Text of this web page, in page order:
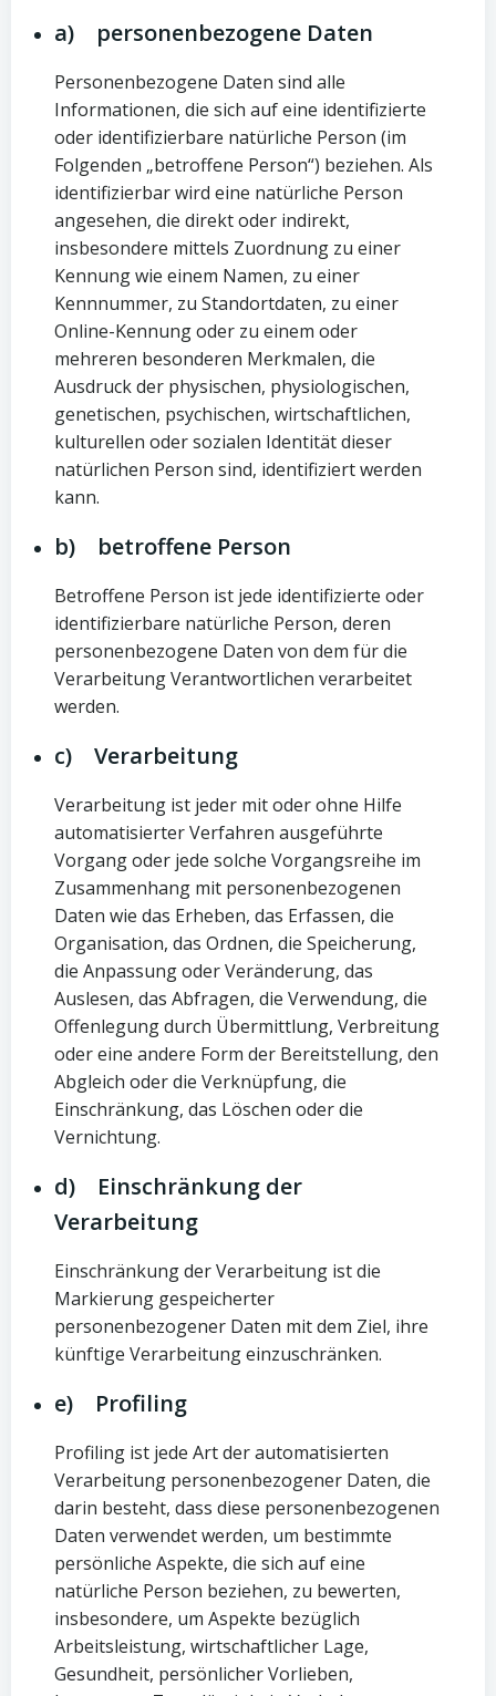
a) personenbezogene Daten
Personenbezogene Daten sind alle
Informationen, die sich auf eine identifizierte
oder identifizierbare natürliche Person (im
Folgenden „betroffene Person“) beziehen. Als
identifizierbar wird eine natürliche Person
angesehen, die direkt oder indirekt,
insbesondere mittels Zuordnung zu einer
Kennung wie einem Namen, zu einer
Kennnummer, zu Standortdaten, zu einer
Online-Kennung oder zu einem oder
mehreren besonderen Merkmalen, die
Ausdruck der physischen, physiologischen,
genetischen, psychischen, wirtschaftlichen,
kulturellen oder sozialen Identität dieser
natürlichen Person sind, identifiziert werden
kann.
b) betroffene Person
Betroffene Person ist jede identifizierte oder
identifizierbare natürliche Person, deren
personenbezogene Daten von dem für die
Verarbeitung Verantwortlichen verarbeitet
werden.
c) Verarbeitung
Verarbeitung ist jeder mit oder ohne Hilfe
automatisierter Verfahren ausgeführte
Vorgang oder jede solche Vorgangsreihe im
Zusammenhang mit personenbezogenen
Daten wie das Erheben, das Erfassen, die
Organisation, das Ordnen, die Speicherung,
die Anpassung oder Veränderung, das
Auslesen, das Abfragen, die Verwendung, die
Offenlegung durch Übermittlung, Verbreitung
oder eine andere Form der Bereitstellung, den
Abgleich oder die Verknüpfung, die
Einschränkung, das Löschen oder die
Vernichtung.
d) Einschränkung der
Verarbeitung
Einschränkung der Verarbeitung ist die
Markierung gespeicherter
personenbezogener Daten mit dem Ziel, ihre
künftige Verarbeitung einzuschränken.
e) Profiling
Profiling ist jede Art der automatisierten
Verarbeitung personenbezogener Daten, die
darin besteht, dass diese personenbezogenen
Daten verwendet werden, um bestimmte
persönliche Aspekte, die sich auf eine
natürliche Person beziehen, zu bewerten,
insbesondere, um Aspekte bezüglich
Arbeitsleistung, wirtschaftlicher Lage,
Gesundheit, persönlicher Vorlieben,